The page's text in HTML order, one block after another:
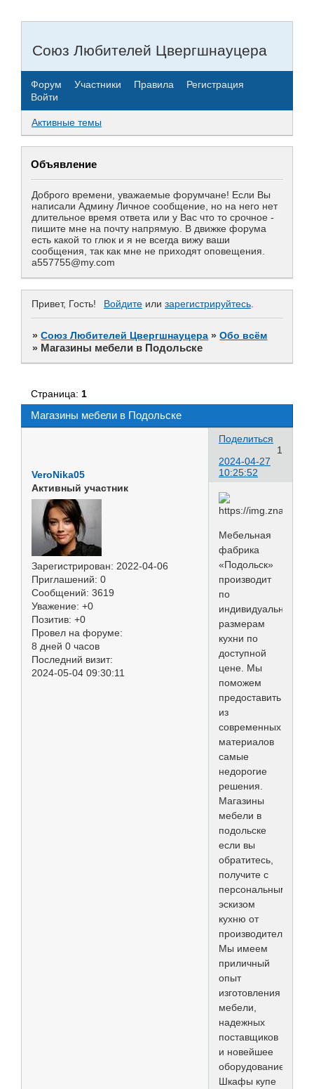
Союз Любителей Цвергшнауцера
Форум Участники Правила
Регистрация
Войти
Активные темы
Объявление
Доброго времени, уважаемые форумчане! Если Вы
написали Админу Личное сообщение, но на него нет
длительное время ответа или у Вас что то срочное -
пишите мне на почту напрямую. В движке форума
есть какой то глюк и я не всегда вижу ваши
сообщения, так как мне не приходят оповещения.
a557755@my.com
Привет, Гость! Войдите или зарегистрируйтесь.
»Союз Любителей Цвергшнауцера »Обо всём
» Магазины мебели в Подольске
Магазины мебели в Подольске
Страница: 1
Поделиться
1
2024-04-27
10:25:52
VeroNika05
Активный участник
Зарегистрирован: 2022-04-06
Приглашений: 0
Сообщений: 3619
Уважение: +0
Позитив: +0
Провел на форуме:
8 дней 0 часов
Последний визит:
2024-05-04 09:30:11
Мебельная
фабрика
«Подольск»
производит
по
индивидуальным
размерам
кухни по
доступной
цене. Мы
поможем
предоставить
из
современных
материалов
самые
недорогие
решения.
Магазины
мебели в
подольске
если вы
обратитесь,
получите с
персональным
эскизом
кухню от
производителя.
Мы имеем
приличный
опыт
изготовления
мебели,
надежных
поставщиков
и новейшее
оборудование.
Шкафы купе